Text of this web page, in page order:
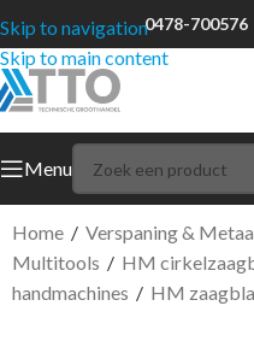
Skip to navigation
Skip to main content
0478-700576
Menu
Home / Verspaning &
Multitools / HM
handmachines / HM